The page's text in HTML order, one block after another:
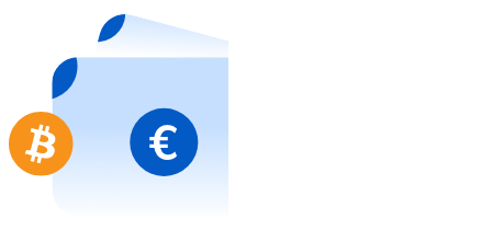
Acquista gift card dei tuoi marchi preferiti con
Vai al negozio di carte regalo